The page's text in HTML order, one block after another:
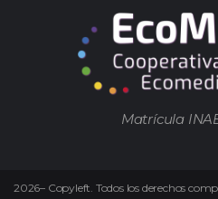
Matrícula
2026– Copyleft. Todos los derechos